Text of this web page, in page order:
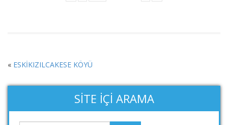
« ESKİKIZILCAKESE KÖYÜ
SITE İÇI ARAMA